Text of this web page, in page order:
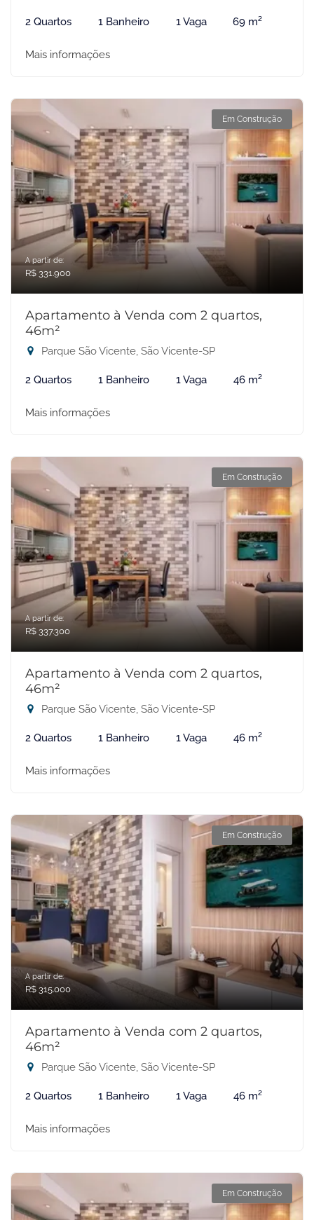
2 Quartos 1 Banheiro 1 Vaga 69 m²
Mais informações
Em Construção
A partir de:
R$ 331.900
Apartamento à Venda com 2 quartos,
46m²
Parque São Vicente, São Vicente-SP
2 Quartos 1 Banheiro 1 Vaga 46 m²
Mais informações
Em Construção
A partir de:
R$ 337.300
Apartamento à Venda com 2 quartos,
46m²
Parque São Vicente, São Vicente-SP
2 Quartos 1 Banheiro 1 Vaga 46 m²
Mais informações
Em Construção
A partir de:
R$ 315.000
Apartamento à Venda com 2 quartos,
46m²
Parque São Vicente, São Vicente-SP
2 Quartos 1 Banheiro 1 Vaga 46 m²
Mais informações
Em Construção